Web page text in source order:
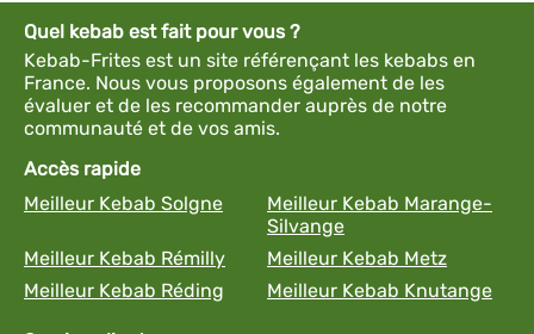
Quel kebab est fait pour vous ?
Kebab-Frites est un site référençant les kebabs en
France. Nous vous proposons également de les
évaluer et de les recommander auprès de notre
communauté et de vos amis.
Accès rapide
Meilleur Kebab Solgne
Meilleur Kebab Marange-
Silvange
Meilleur Kebab Rémilly
Meilleur Kebab Metz
Meilleur Kebab Réding
Meilleur Kebab Knutange